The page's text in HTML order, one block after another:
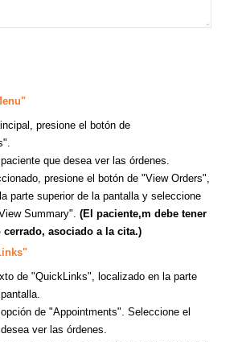
presione el botón de
que desea ver las órdenes.
presione el botón de "View Orders",
parte superior de la pantalla y seleccione
Summary". (El paciente,m debe tener
cerrado, asociado a la cita.)
de "QuickLinks", localizado en la parte
de "Appointments". Seleccione el
ver las órdenes.